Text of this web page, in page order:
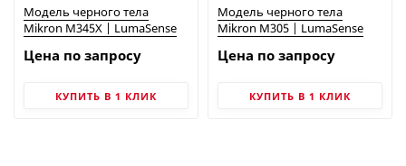
Модель черного тела
Mikron M345X | LumaSense
Цена по запросу
КУПИТЬ В 1 КЛИК
Модель черного тела
Mikron M305 | LumaSense
Цена по запросу
КУПИТЬ В 1 КЛИК